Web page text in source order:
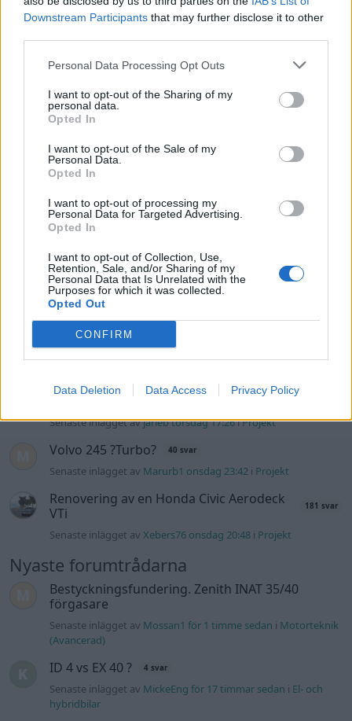
Downstream Participants that may further disclose it to other
Personal Data Processing Opt Outs
I want to opt-out of the Sharing of my
personal data.
Opted In
I want to opt-out of the Sale of my
Personal Data.
Opted In
I want to opt-out of processing my
Personal Data for Targeted Advertising.
Opted In
I want to opt-out of Collection, Use,
Retention, Sale, and/or Sharing of my
Personal Data that Is Unrelated with the
Purposes for which it was collected.
Opted Out
CONFIRM
Data Deletion Data Access Privacy Policy
Puttelitens projekt Audi S2 Avant. Back
to basic. + garagefix.
900 svar
med JDM inspiration.
Senaste inlägget av
Manta b som ska räddas (kaross eller
delar sökes)
Senaste inlägget av
Huggern goes big block with 427 ZL-1! 551 svar
Senaste inlägget av
Camaro som bruksbil?! 57 svar
Senaste inlägget avEv_volvo142 torsdag 22:10 Projekt
Volkswagen split bus t1 1962
Senaste inlägget avDr_snuggels torsdag 21:09iProjekt
Golf Mk2 16v Turbo
Vw 1956 oval prosjekt
Senaste inlägget avjarleb torsdag 17:26iProjekt
Volvo 245 ?Turbo? 40 svar
Senaste inlägget av Marurb1 onsdag 23:42 i Projekt
Renovering av en Honda Civic Aerodeck
VTi
181 svar
Senaste inlägget avXebers76 onsdag 20:48 i Projekt
Nyaste forumtrådarna
Bestyckningsfundering. Zenith INAT 35/40
förgasare
Senaste inlägget av Mossan1 för 1 timme sedan i Motorteknik
(Avancerad)
ID 4 vs EX 40 ? 4 svar
Senaste inlägget av MickeEng för 17 timmar sedan i El- och
hybridbilar